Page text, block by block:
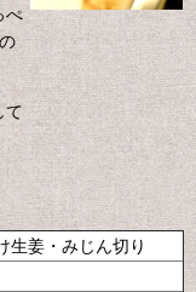
ぺ
て
姜・みじん切り